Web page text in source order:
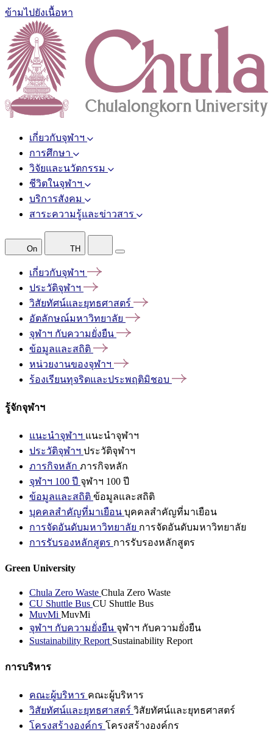
ข้ามไปยังเนื้อหา
เกี่ยวกับจุฬาฯ
การศึกษา
วิจัยและนวัตกรรม
ชีวิตในจุฬาฯ
บริการสังคม
สาระความรู้และข่าวสาร
On TH
เกี่ยวกับจุฬาฯ
ประวัติจุฬาฯ
วิสัยทัศน์และยุทธศาสตร์
อัตลักษณ์มหาวิทยาลัย
จุฬาฯ กับความยั่งยืน
ข้อมูลและสถิติ
หน่วยงานของจุฬาฯ
ร้องเรียนทุจริตและประพฤติมิชอบ
รู้จักจุฬาฯ
แนะนำจุฬาฯ แนะนำจุฬาฯ
ประวัติจุฬาฯ ประวัติจุฬาฯ
ภารกิจหลัก ภารกิจหลัก
จุฬาฯ 100 ปี จุฬาฯ 100 ปี
ข้อมูลและสถิติ ข้อมูลและสถิติ
บุคคลสำคัญที่มาเยือน บุคคลสำคัญที่มาเยือน
การจัดอันดับมหาวิทยาลัย การจัดอันดับมหาวิทยาลัย
การรับรองหลักสูตร การรับรองหลักสูตร
Green University
Chula Zero Waste Chula Zero Waste
CU Shuttle Bus CU Shuttle Bus
MuvMi MuvMi
จุฬาฯ กับความยั่งยืน จุฬาฯ กับความยั่งยืน
Sustainability Report Sustainability Report
การบริหาร
คณะผู้บริหาร คณะผู้บริหาร
วิสัยทัศน์และยุทธศาสตร์ วิสัยทัศน์และยุทธศาสตร์
โครงสร้างองค์กร โครงสร้างองค์กร